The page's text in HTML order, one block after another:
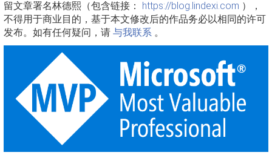
留文章署名林德熙（包含链接： https://blog.lindexi.com ），
不得用于商业目的，基于本文修改后的作品务必以相同的许可
发布。如有任何疑问，请 与我联系 。